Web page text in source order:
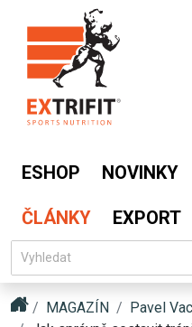
ESHOP NOVINKY
ČLÁNKY EXPORT
MAGAZÍN
Pavel